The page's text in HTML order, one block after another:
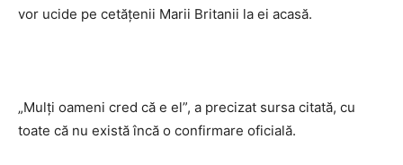
vor ucide pe cetăţenii Marii Britanii la ei acasă.
„Mulţi oameni cred că e el”, a precizat sursa citată, cu
toate că nu există încă o confirmare oficială.